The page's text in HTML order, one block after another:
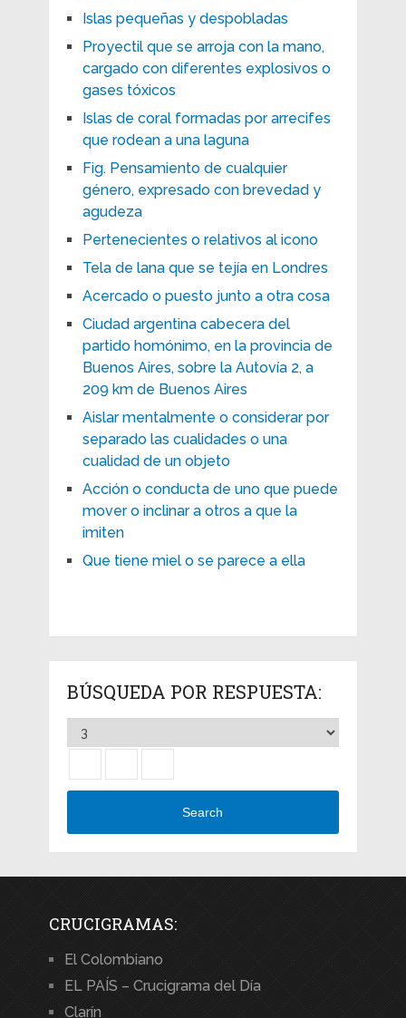
Islas pequeñas y despobladas
Proyectil que se arroja con la mano,
cargado con diferentes explosivos o
gases tóxicos
Islas de coral formadas por arrecifes
que rodean a una laguna
Fig. Pensamiento de cualquier
género, expresado con brevedad y
agudeza
Pertenecientes o relativos al icono
Tela de lana que se tejía en Londres
Acercado o puesto junto a otra cosa
Ciudad argentina cabecera del
partido homónimo, en la provincia de
Buenos Aires, sobre la Autovía 2, a
209 km de Buenos Aires
Aislar mentalmente o considerar por
separado las cualidades o una
cualidad de un objeto
Acción o conducta de uno que puede
mover o inclinar a otros a que la
imiten
Que tiene miel o se parece a ella
BÚSQUEDA POR RESPUESTA:
Search
CRUCIGRAMAS:
El Colombiano
EL PAÍS – Crucigrama del Día
Clarín